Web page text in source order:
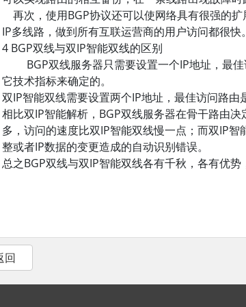
再次，使用BGP协议还可以使网络具有很强的
IP多线路，做到所有互联运营商的用户访问都很快。
4 BGP双线与双IP智能双线的区别
BGP双线服务器只需要设置一个IP地址，最佳
它技术指标来确定的。
双IP智能双线需要设置两个IP地址，最佳访问路由
相比双IP智能解析，BGP双线服务器在骨干路由
多，访问的速度比双IP智能双线慢一点；而双IP
整或者IP数据的变更造成的自动识别错误。
总之BGP双线与双IP智能双线各有千秋，各有优
回